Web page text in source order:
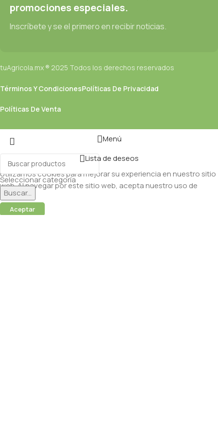
promociones especiales.
Inscríbete y se el primero en recibir noticias.
tuAgricola.mx ® 2025 Todos los derechos reservados
Términos Y CondicionesPolíticas De Privacidad
Políticas De Venta
Seleccionar categoría
Buscar...
Menú
Lista de deseos
Utilizamos cookies para mejorar su experiencia en nuestro sitio
web. Al navegar por este sitio web, acepta nuestro uso de
cookies.
Aceptar